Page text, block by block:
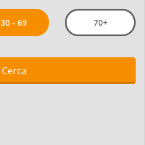
30 - 69 70+
Cerca